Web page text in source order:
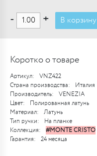
- + В корзину
Коротко о товаре
Артикул:
VNZ422
Страна производства:
Италия
Производитель:
VENEZIA
Цвет:
Полированная латунь
Материал:
Латунь
Тип ручки:
На планке
Коллекция:
#MONTE CRISTO
Гарантия:
24 месяца